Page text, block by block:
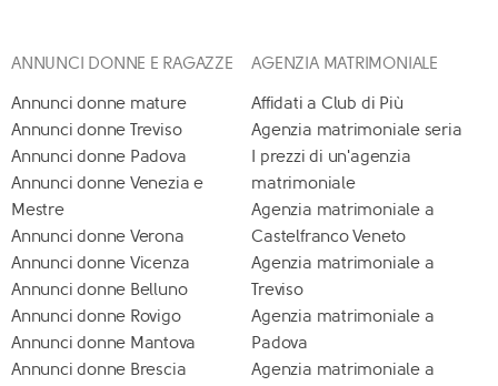
ANNUNCI DONNE E RAGAZZE
Annunci donne mature
Annunci donne Treviso
Annunci donne Padova
Annunci donne Venezia e
Mestre
Annunci donne Verona
Annunci donne Vicenza
Annunci donne Belluno
Annunci donne Rovigo
Annunci donne Mantova
Annunci donne Brescia
AGENZIA MATRIMONIALE
Affidati a Club di Più
Agenzia matrimoniale seria
I prezzi di un'agenzia
matrimoniale
Agenzia matrimoniale a
Castelfranco Veneto
Agenzia matrimoniale a
Treviso
Agenzia matrimoniale a
Padova
Agenzia matrimoniale a